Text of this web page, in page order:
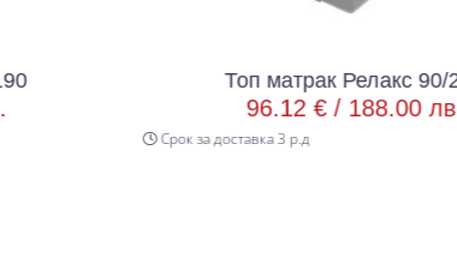
Топ матрак Релакс 90/200
96.12 € /188.00 лв.
Срок за доставка 3 р.д